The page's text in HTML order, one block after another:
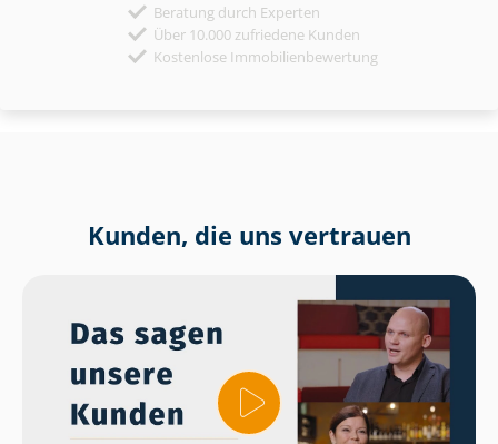
Beratung durch Experten
Über 10.000 zufriedene Kunden
Kostenlose Immobilienbewertung
Kunden, die uns vertrauen